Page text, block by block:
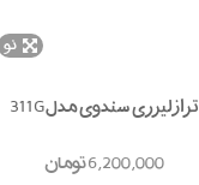
نو
تراز لیزری سندوی مدل 311G
تومان6,200,000